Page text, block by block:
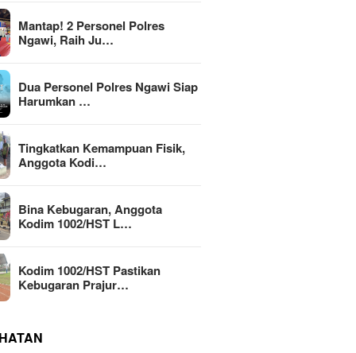
Mantap! 2 Personel Polres
Ngawi, Raih Ju…
Dua Personel Polres Ngawi Siap
Harumkan …
Tingkatkan Kemampuan Fisik,
Anggota Kodi…
Bina Kebugaran, Anggota
Kodim 1002/HST L…
Kodim 1002/HST Pastikan
Kebugaran Prajur…